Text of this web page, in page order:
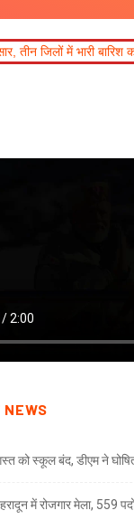
अलर्ट आज का
को स्कूल बंद, डीएम ने
में रोजगार मेला, 559